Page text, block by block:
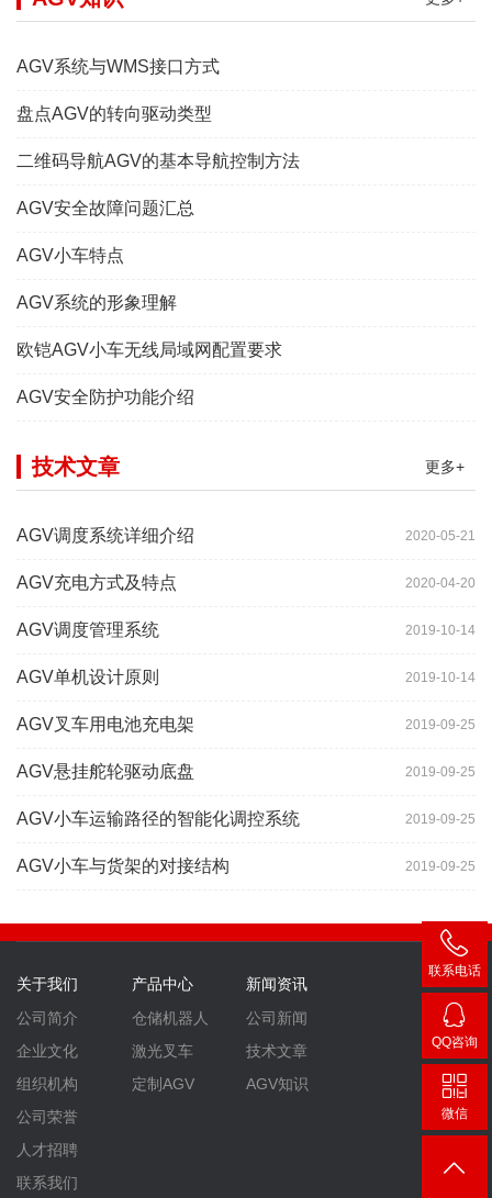
AGV系统与WMS接口方式
盘点AGV的转向驱动类型
二维码导航AGV的基本导航控制方法
AGV安全故障问题汇总
AGV小车特点
AGV系统的形象理解
欧铠AGV小车无线局域网配置要求
AGV安全防护功能介绍
更多+
技术文章
2020-05-21
AGV调度系统详细介绍
2020-04-20
AGV充电方式及特点
2019-10-14
AGV调度管理系统
2019-10-14
AGV单机设计原则
2019-09-25
AGV叉车用电池充电架
2019-09-25
AGV悬挂舵轮驱动底盘
2019-09-25
AGV小车运输路径的智能化调控系统
2019-09-25
AGV小车与货架的对接结构
关于我们
公司简介
企业文化
组织机构
公司荣誉
人才招聘
联系我们
产品中心
仓储机器人
激光叉车
定制AGV
新闻资讯
公司新闻
技术文章
AGV知识
联系电话
400-
007-
3860
QQ咨询
微信